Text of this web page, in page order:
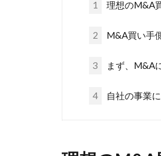
1 理想のM&A
2 M&A買い手
3 まず、M&A
4 自社の事業